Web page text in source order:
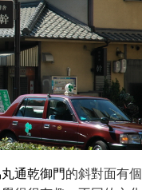
通乾御門的斜對面有個